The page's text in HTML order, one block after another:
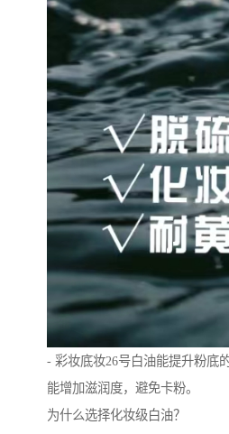
- 彩妆底妆26号白油能提升粉底
能增加滋润度，避免卡粉。
为什么选择化妆级白油？